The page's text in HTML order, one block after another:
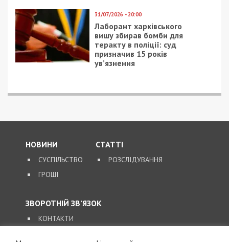
31/07/2026 - 20:00
Лаборант харківського
вишу збирав бомби для
теракту в поліції: суд
призначив 15 років
ув’язнення
НОВИНИ
СУСПІЛЬСТВО
ГРОШІ
СТАТТІ
РОЗСЛІДУВАННЯ
ЗВОРОТНІЙ ЗВ’ЯЗОК
КОНТАКТИ